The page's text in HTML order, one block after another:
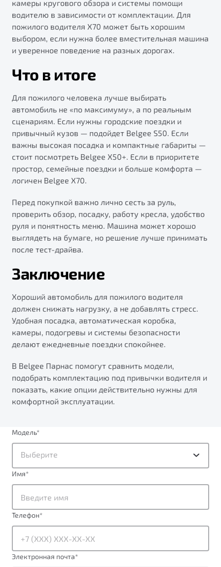
камеры кругового обзора и системы помощи
водителю в зависимости от комплектации. Для
пожилого водителя X70 может быть хорошим
выбором, если нужна более вместительная машина
и уверенное поведение на разных дорогах.
Что в итоге
Для пожилого человека лучше выбирать
автомобиль не «по максимуму», а по реальным
сценариям. Если нужны городские поездки и
привычный кузов — подойдет Belgee S50. Если
важны высокая посадка и компактные габариты —
стоит посмотреть Belgee X50+. Если в приоритете
простор, семейные поездки и больше комфорта —
логичен Belgee X70.
Перед покупкой важно лично сесть за руль,
проверить обзор, посадку, работу кресла, удобство
руля и понятность меню. Машина может хорошо
выглядеть на бумаге, но решение лучше принимать
после тест-драйва.
Заключение
Хороший автомобиль для пожилого водителя
должен снижать нагрузку, а не добавлять стресс.
Удобная посадка, автоматическая коробка,
камеры, подогревы и системы безопасности
делают ежедневные поездки спокойнее.
В Belgee Парнас помогут сравнить модели,
подобрать комплектацию под привычки водителя и
показать, какие опции действительно нужны для
комфортной эксплуатации.
Модель*
Выберите
Имя*
Телефон*
Электронная почта*